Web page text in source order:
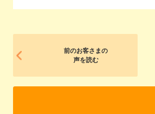
前のお客さまの
声を読む